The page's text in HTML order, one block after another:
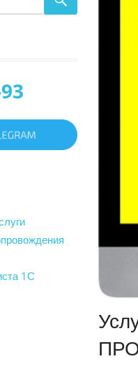
1С